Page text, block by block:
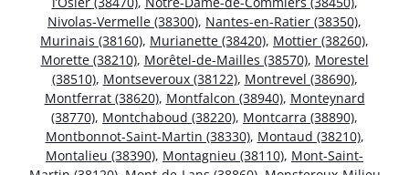
Nivolas-Vermelle (38300), Nantes-en-Ratier (38350),
Murinais (38160), Murianette (38420), Mottier (38260),
Morette (38210), Morêtel-de-Mailles (38570), Morestel
(38510), Montseveroux (38122), Montrevel (38690),
Montferrat (38620), Montfalcon (38940), Monteynard
(38770), Montchaboud (38220), Montcarra (38890),
Montbonnot-Saint-Martin (38330), Montaud (38210),
Montalieu (38390), Montagnieu (38110), Mont-Saint-